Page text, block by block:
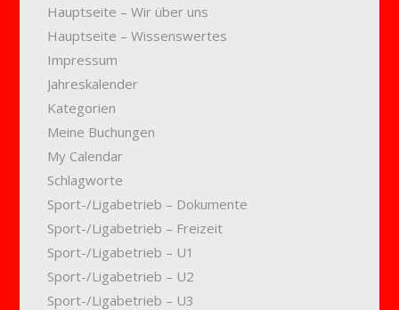
Hauptseite – Wir über uns
Hauptseite – Wissenswertes
Impressum
Jahreskalender
Kategorien
Meine Buchungen
My Calendar
Schlagworte
Sport-/Ligabetrieb – Dokumente
Sport-/Ligabetrieb – Freizeit
Sport-/Ligabetrieb – U1
Sport-/Ligabetrieb – U2
Sport-/Ligabetrieb – U3